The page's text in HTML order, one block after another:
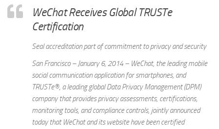
WeChat Receives Global TRUSTe
Certification
Seal accreditation part of commitment to privacy and security
San Francisco – January 6, 2014– WeChat, the leading mobile
social communication application for smartphones, and
TRUSTe®, a leading global Data Privacy Management (DPM)
company that provides privacy assessments, certifications,
monitoring tools, and compliance controls, jointly announced
today that WeChat and its website have been certified